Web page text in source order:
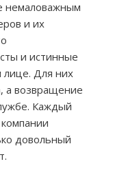
немаловажным
и их
и истинные
лице. Для них
а возвращение
Каждый
довольный